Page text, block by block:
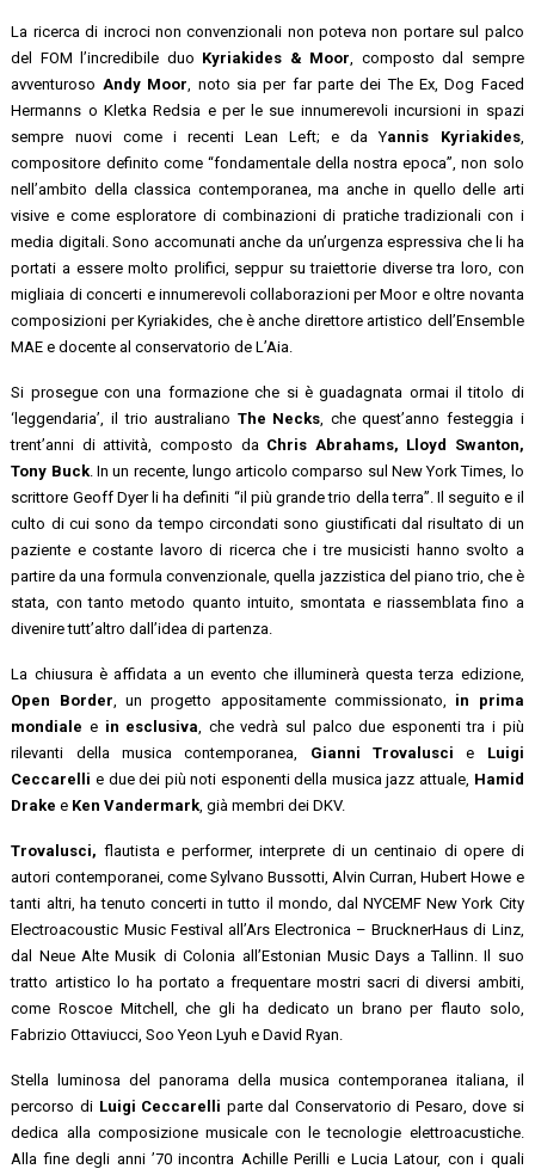
La ricerca di incroci non convenzionali non poteva non portare sul palco
del FOM l’incredibile duo Kyriakides & Moor , composto dal sempre
avventuroso Andy Moor , noto sia per far parte dei The Ex, Dog Faced
Hermanns o Kletka Redsia e per le sue innumerevoli incursioni in spazi
sempre nuovi come i recenti Lean Left; e da Yannis Kyriakides,
compositore definito come “fondamentale della nostra epoca”, non solo
nell’ambito della classica contemporanea, ma anche in quello delle arti
visive e come esploratore di combinazioni di pratiche tradizionali con i
media digitali. Sono accomunati anche da un’urgenza espressiva che li ha
portati a essere molto prolifici, seppur su traiettorie diverse tra loro, con
migliaia di concerti e innumerevoli collaborazioni per Moor e oltre novanta
composizioni per Kyriakides, che è anche direttore artistico dell’Ensemble
MAE e docente al conservatorio de L’Aia.
Si prosegue con una formazione che si è guadagnata ormai il titolo di
‘leggendaria’, il trio australiano The Necks , che quest’anno festeggia i
trent’anni di attività, composto da Chris Abrahams, Lloyd Swanton,
Tony Buck. In un recente, lungo articolo comparso sul New York Times, lo
scrittore Geoff Dyer li ha definiti “il più grande trio della terra”. Il seguito e il
culto di cui sono da tempo circondati sono giustificati dal risultato di un
paziente e costante lavoro di ricerca che i tre musicisti hanno svolto a
partire da una formula convenzionale, quella jazzistica del piano trio, che è
stata, con tanto metodo quanto intuito, smontata e riassemblata fino a
divenire tutt’altro dall’idea di partenza.
La chiusura è affidata a un evento che illuminerà questa terza edizione,
Open Border , un progetto appositamente commissionato, in prima
mondiale e in esclusiva , che vedrà sul palco due esponenti tra i più
rilevanti della musica contemporanea, Gianni Trovaluscie Luigi
Ceccarelli e due dei più noti esponenti della musica jazz attuale, Hamid
Drake e Ken Vandermark , già membri dei DKV.
Trovalusci, flautista e performer, interprete di un centinaio di opere di
autori contemporanei, come Sylvano Bussotti, Alvin Curran, Hubert Howe e
tanti altri, ha tenuto concerti in tutto il mondo, dal NYCEMF New York City
Electroacoustic Music Festival all’Ars Electronica – BrucknerHaus di Linz,
dal Neue Alte Musik di Colonia all’Estonian Music Days a Tallinn. Il suo
tratto artistico lo ha portato a frequentare mostri sacri di diversi ambiti,
come Roscoe Mitchell, che gli ha dedicato un brano per flauto solo,
Fabrizio Ottaviucci, Soo Yeon Lyuh e David Ryan.
Stella luminosa del panorama della musica contemporanea italiana, il
percorso di Luigi Ceccarelli parte dal Conservatorio di Pesaro, dove si
dedica alla composizione musicale con le tecnologie elettroacustiche.
Alla fine degli anni ’70 incontra Achille Perilli e Lucia Latour, con i quali